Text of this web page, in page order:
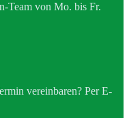
Team von Mo. bis Fr.
vereinbaren? Per E-